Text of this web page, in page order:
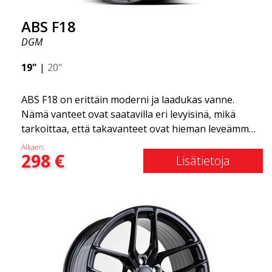
ABS F18
DGM
19" | 20"
ABS F18 on erittäin moderni ja laadukas vanne.
Nämä vanteet ovat saatavilla eri levyisinä, mikä
tarkoittaa, että takavanteet ovat hieman leveämmät
kuin etuvanteet. Tämä antaa autolle kovan ilmeen,
joka usein yhdistetään kilpa-ajoon. (Ne ovat myös
saatavilla neliömäisenä kokoonpanona.) Toisin
korostaa, että nämä vanteet tarjoavat
uskomattoman hyvän suorituskyvyn suhteessa
niiden hintaan. Edistynyt Flow Forming -
tuotantotekniikka tekee vanteista sekä vahvempia
Alkaen:
298€ Lisätietoja